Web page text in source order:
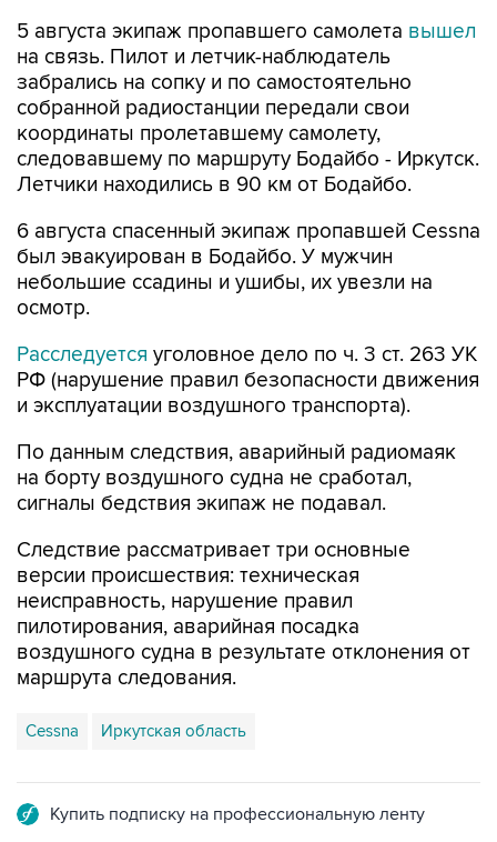
5 августа экипаж пропавшего самолета вышел
на связь. Пилот и летчик-наблюдатель
забрались на сопку и по самостоятельно
собранной радиостанции передали свои
координаты пролетавшему самолету,
следовавшему по маршруту Бодайбо - Иркутск.
Летчики находились в 90 км от Бодайбо.
6 августа спасенный экипаж пропавшей Cessna
был эвакуирован в Бодайбо. У мужчин
небольшие ссадины и ушибы, их увезли на
осмотр.
Расследуется уголовное дело по ч. 3 ст. 263 УК
РФ (нарушение правил безопасности движения
и эксплуатации воздушного транспорта).
По данным следствия, аварийный радиомаяк
на борту воздушного судна не сработал,
сигналы бедствия экипаж не подавал.
Следствие рассматривает три основные
версии происшествия: техническая
неисправность, нарушение правил
пилотирования, аварийная посадка
воздушного судна в результате отклонения от
маршрута следования.
Cessna Иркутская область
Купить подписку на профессиональную ленту